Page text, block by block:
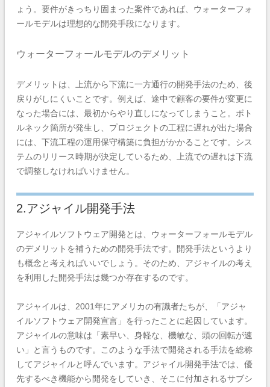
ょう。要件がきっちり固まった案件であれば、ウォーターフォ
ールモデルは理想的な開発手段になります。
ウォーターフォールモデルのデメリット
デメリットは、上流から下流に一方通行の開発手法のため、後
戻りがしにくいことです。例えば、途中で顧客の要件が変更に
なった場合には、最初からやり直しになってしまうこと。ボト
ルネック箇所が発生し、プロジェクトの工程に遅れが出た場合
には、下流工程の運用保守構築に負担がかかることです。シス
テムのリリース時期が決定しているため、上流での遅れは下流
で調整しなければいけません。
2.アジャイル開発手法
アジャイルソフトウェア開発とは、ウォーターフォールモデル
のデメリットを補うための開発手法です。開発手法というより
も概念と考えればいいでしょう。そのため、アジャイルの考え
を利用した開発手法は幾つか存在するのです。
アジャイルは、2001年にアメリカの有識者たちが、「アジャ
イルソフトウェア開発宣言」を行ったことに起因しています。
アジャイルの意味は「素早い、身軽な、機敏な、頭の回転が速
い」と言うものです。このような手法で開発される手法を総称
してアジャイルと呼んでいます。アジャイル開発手法では、優
先するべき機能から開発をしていき、そこに付加されるサブシ